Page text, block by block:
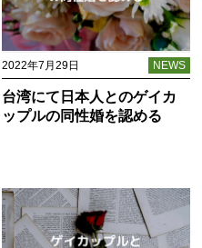
2022年7月29日 NEWS
台湾にて日本人とのゲイカ
ップルの同性婚を認める